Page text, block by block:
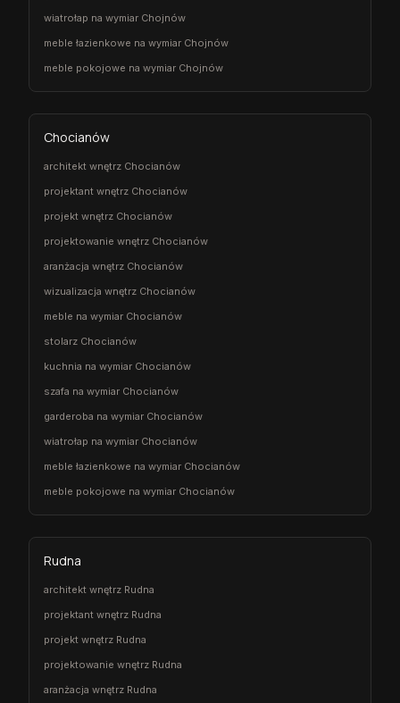
wiatrołap na wymiar Chojnów
meble łazienkowe na wymiar Chojnów
meble pokojowe na wymiar Chojnów
Chocianów
architekt wnętrz Chocianów
projektant wnętrz Chocianów
projekt wnętrz Chocianów
projektowanie wnętrz Chocianów
aranżacja wnętrz Chocianów
wizualizacja wnętrz Chocianów
meble na wymiar Chocianów
stolarz Chocianów
kuchnia na wymiar Chocianów
szafa na wymiar Chocianów
garderoba na wymiar Chocianów
wiatrołap na wymiar Chocianów
meble łazienkowe na wymiar Chocianów
meble pokojowe na wymiar Chocianów
Rudna
architekt wnętrz Rudna
projektant wnętrz Rudna
projekt wnętrz Rudna
projektowanie wnętrz Rudna
aranżacja wnętrz Rudna